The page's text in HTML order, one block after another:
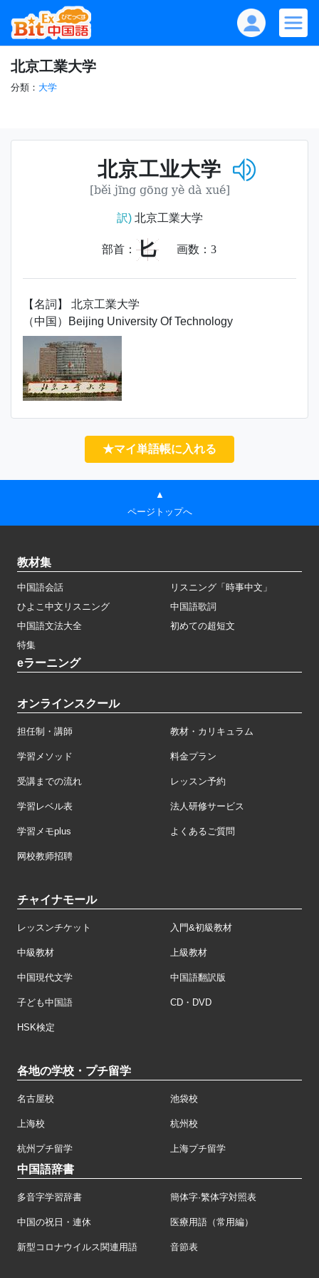
北京工業大学
分類： 大学
北京工业大学
[běi jīng gōng yè dà xué]
訳)北京工業大学
部首： 匕 画数： 3
【名詞】 北京工業大学
（中国）Beijing University Of Technology
★マイ単語帳に入れる
▲
ページトップへ
教材集
中国語会話
リスニング「時事中文」
ひよこ中文リスニング
中国語歌詞
中国語文法大全
初めての超短文
特集
eラーニング
オンラインスクール
担任制・講師 教材・カリキュラム
学習メソッド 料金プラン
受講までの流れ レッスン予約
学習レベル表 法人研修サービス
学習メモplus よくあるご質問
网校教师招聘
チャイナモール
レッスンチケット 入門&初級教材
中級教材 上級教材
中国現代文学 中国語翻訳版
子ども中国語 CD・DVD
HSK検定
各地の学校・プチ留学
名古屋校 池袋校
上海校 杭州校
杭州プチ留学 上海プチ留学
中国語辞書
多音字学習辞書 簡体字·繁体字対照表
中国の祝日・連休 医療用語（常用編）
新型コロナウイルス関連用語 音節表